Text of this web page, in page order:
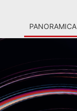
PANORAMICA